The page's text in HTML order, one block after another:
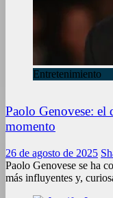
Entretenimiento
Paolo Genovese: el
momento
26 de agosto de 2025
Paolo Genovese se ha
más influyentes y,